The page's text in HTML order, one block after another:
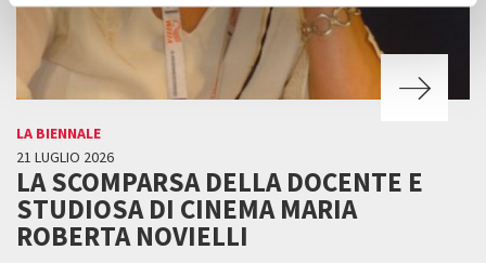
LA BIENNALE
21 LUGLIO 2026
LA SCOMPARSA DELLA DOCENTE E
STUDIOSA DI CINEMA MARIA
ROBERTA NOVIELLI